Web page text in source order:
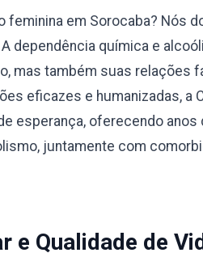
em Sorocaba? Nós
dependência química e
mas também suas relações
eficazes e humanizadas, a
esperança, oferecendo
juntamente com
e Qualidade de